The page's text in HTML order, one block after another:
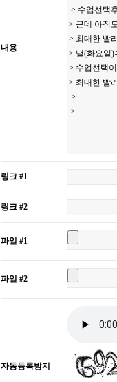
내용
링크 #1
링크 #2
파일 #1
파일 #2
자동등록방지